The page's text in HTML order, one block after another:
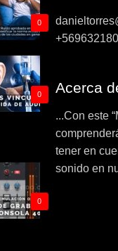
0
0
0
Acerca
...Con este
tener en
sonido en